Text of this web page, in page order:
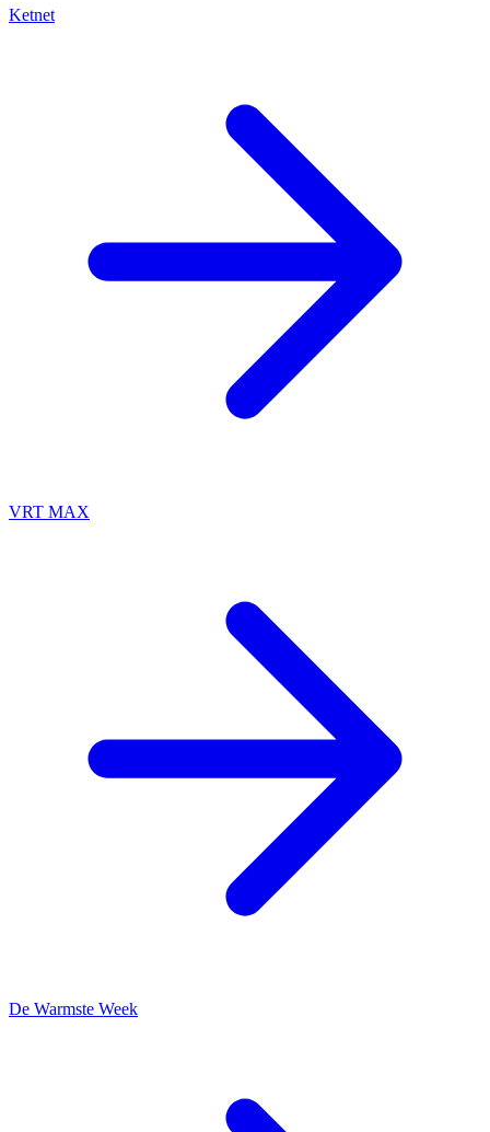
Ketnet
VRT MAX
De Warmste Week